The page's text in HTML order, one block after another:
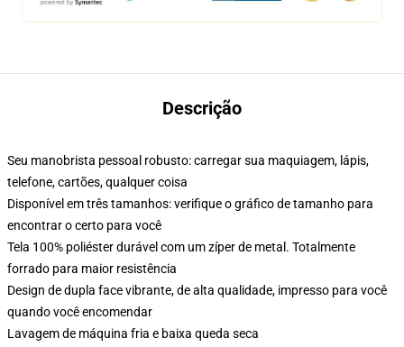
Descrição
Seu manobrista pessoal robusto: carregar sua maquiagem, lápis,
telefone, cartões, qualquer coisa
Disponível em três tamanhos: verifique o gráfico de tamanho para
encontrar o certo para você
Tela 100% poliéster durável com um zíper de metal. Totalmente
forrado para maior resistência
Design de dupla face vibrante, de alta qualidade, impresso para você
quando você encomendar
Lavagem de máquina fria e baixa queda seca